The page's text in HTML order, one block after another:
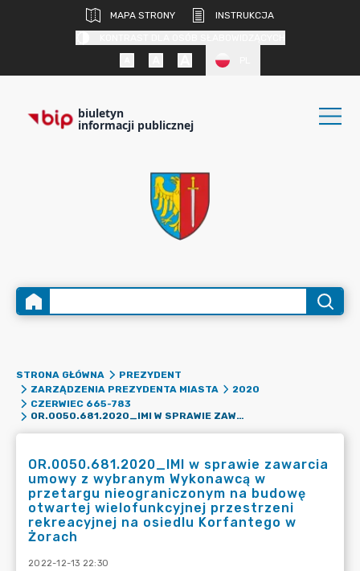
MAPA STRONY
INSTRUKCJA
biuletyn
informacji publicznej
STRONA GŁÓWNA
PREZYDENT
ZARZĄDZENIA PREZYDENTA MIASTA
2020
CZERWIEC 665-783
OR.0050.681.2020_IMI W SPRAWIE ZAWARCIA UMOWY Z WYBRANYM WYKONAWCĄ W PRZETARGU NIEOGRANICZONYM NA BUDOWĘ OTWARTEJ WIELOFUNKCYJNEJ PRZESTRZENI REKREACYJNEJ NA OSIEDLU KORFANTEGO W ŻORACH
OR.0050.681.2020_IMI w sprawie zawarcia
umowy z wybranym Wykonawcą w
przetargu nieograniczonym na budowę
otwartej wielofunkcyjnej przestrzeni
rekreacyjnej na osiedlu Korfantego w
Żorach
2022-12-13 22:30